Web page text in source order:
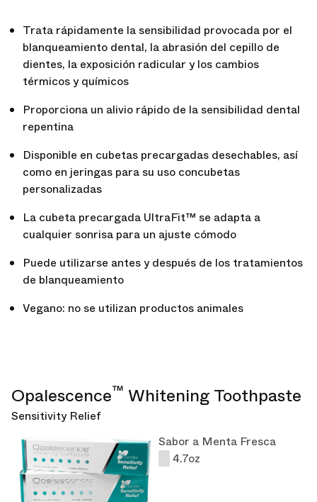
Trata rápidamente la sensibilidad provocada por el
blanqueamiento dental, la abrasión del cepillo de
dientes, la exposición radicular y los cambios
térmicos y químicos
Proporciona un alivio rápido de la sensibilidad dental
repentina
Disponible en cubetas precargadas desechables, así
como en jeringas para su uso concubetas
personalizadas
La cubeta precargada UltraFit™ se adapta a
cualquier sonrisa para un ajuste cómodo
Puede utilizarse antes y después de los tratamientos
de blanqueamiento
Vegano: no se utilizan productos animales
Opalescence™ Whitening Toothpaste
Sensitivity Relief
Sabor a Menta Fresca
4.7oz